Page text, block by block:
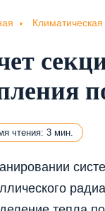
Климатическая
чтения: 3 мин.